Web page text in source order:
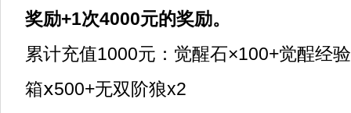
奖励+1次4000元的奖励。
累计充值1000元：觉醒石×100+觉酲经
箱ⅹ500+无双阶狼x2